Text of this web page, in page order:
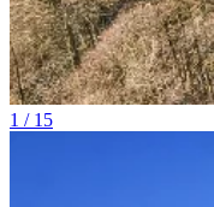
1 / 15